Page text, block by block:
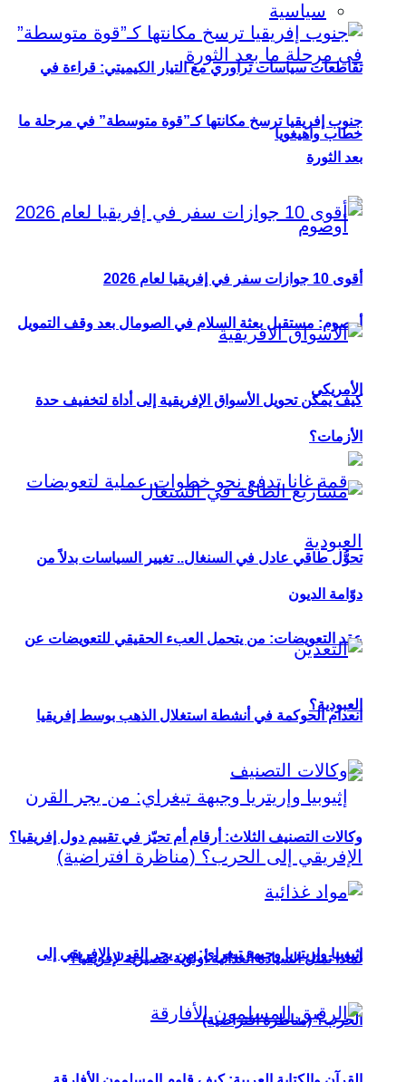
تقاطعات سياسات تراوري مع التيار الكيميتي: قراءة في
خطاب واهيغويا
أوصوم: مستقبل بعثة السلام في الصومال بعد وقف التمويل
الأمريكي
عقد التعويضات: من يتحمل العبء الحقيقي للتعويضات عن
العبودية؟
إثيوبيا وإريتريا وجبهة تيغراي: من يجر القرن الإفريقي إلى
الحرب؟ (مناظرة افتراضية)
سياسية
جنوب إفريقيا ترسخ مكانتها كـ”قوة متوسطة” في مرحلة ما
بعد الثورة
أقوى 10 جوازات سفر في إفريقيا لعام 2026
كيف يمكن تحويل الأسواق الإفريقية إلى أداة لتخفيف حدة
الأزمات؟
تحوُّل طاقي عادل في السنغال.. تغيير السياسات بدلاً من
دوّامة الديون
انعدام الحوكمة في أنشطة استغلال الذهب بوسط إفريقيا
وكالات التصنيف الثلاث: أرقام أم تحيّز في تقييم دول إفريقيا؟
لماذا تمثل السيادة الغذائية أولوية مصيرية لإفريقيا؟